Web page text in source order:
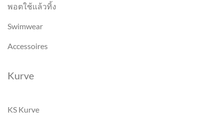
พอตใช้แล้วทิ้ง
Swimwear
Accessoires
Kurve
KS Kurve